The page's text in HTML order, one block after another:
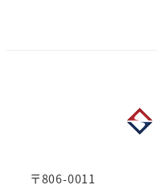
〒806-0011